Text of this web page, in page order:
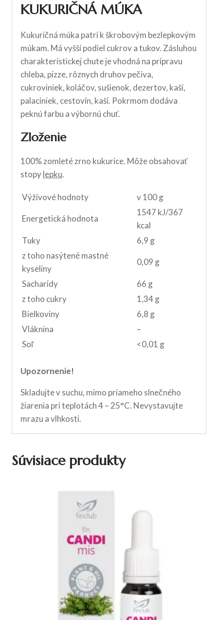
KUKURIČNÁ MÚKA
Kukuričná múka patrí k škrobovým bezlepkovým
múkam. Má vyšší podiel cukrov a tukov. Zásluhou
charakteristickej chute je vhodná na prípravu
chleba, pizze, rôznych druhov pečiva,
cukroviniek, koláčov, sušienok, dezertov, kaší,
palaciniek, cestovín, kaší. Pokrmom dodáva
peknú farbu a výbornú chuť.
Zloženie
100% zomleté zrno kukurice. Môže obsahovať
stopylepku.
Výživové hodnoty v 100 g
Energetická hodnota
1547 kJ/367
kcal
Tuky
6,9 g
z toho nasýtené mastné
kyseliny
0,09 g
Sacharidy
66 g
z toho cukry
1,34 g
Bielkoviny
6,8 g
Vláknina
–
Soľ
<0,01 g
Upozornenie!
Skladujte v suchu, mimo priameho slnečného
žiarenia pri teplotách 4 – 25°C. Nevystavujte
mrazu a vlhkosti.
Súvisiace produkty